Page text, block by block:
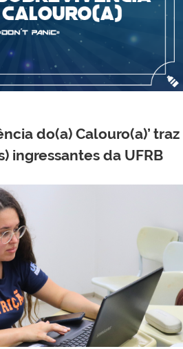
do(a) Calouro(a)’ traz
ingressantes da UFRB